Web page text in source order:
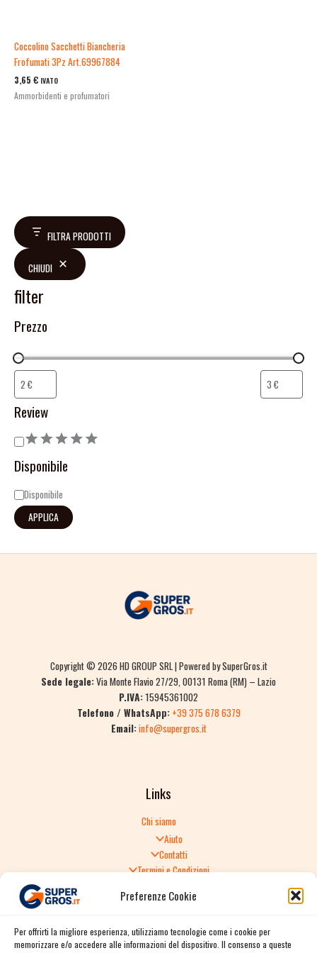
Preferenze Cookie
Per offrirti la migliore esperienza, utilizziamo tecnologie come i cookie per
memorizzare e/o accedere alle informazioni del dispositivo. Il consenso a queste
FILTRA PRODOTTI
CHIUDI
filter
Prezzo
Review
Disponibile
Disponibile
APPLICA
Coccolino Sacchetti Biancheria
Frofumati 3Pz Art.69967884
3,65 € IVATO
Ammorbidenti e profumatori
Copyright © 2026 HD GROUP SRL | Powered by SuperGros.it
Sede legale:Via Monte Flavio 27/29, 00131 Roma (RM) – Lazio
P.IVA:15945361002
Telefono / WhatsApp: +39 375 678 6379
Email:info@supergros.it
Links
Chi siamo
Aiuto
Contatti
Termini e Condizioni
Politica di Reso
Spedizione e consegna